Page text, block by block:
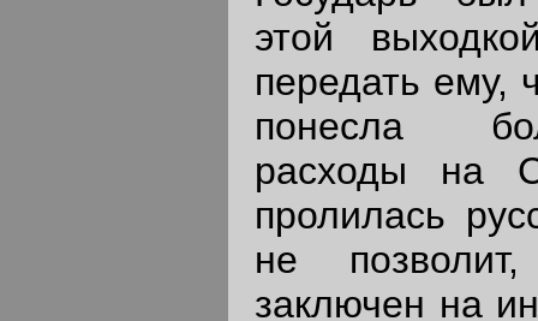
этой
передать ему,
понесла
расходы на
пролилась
не
заключен на